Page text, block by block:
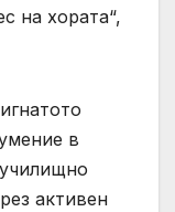
на хората“,
в
активен